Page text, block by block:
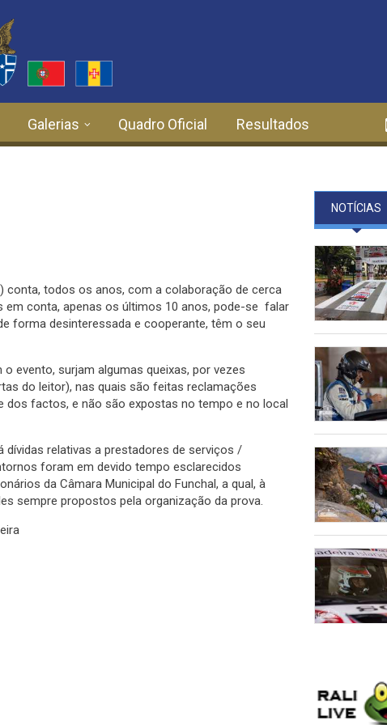
Galerias Quadro Oficial Resultados
conta, todos os anos, com a colaboração de cerca
em conta, apenas os últimos 10 anos, pode-se falar
forma desinteressada e cooperante, têm o seu
evento, surjam algumas queixas, por vezes
do leitor), nas quais são feitas reclamações
dos factos, e não são expostas no tempo e no local
dívidas relativas a prestadores de serviços /
foram em devido tempo esclarecidos
da Câmara Municipal do Funchal, a qual, à
sempre propostos pela organização da prova.
NOTÍCIAS